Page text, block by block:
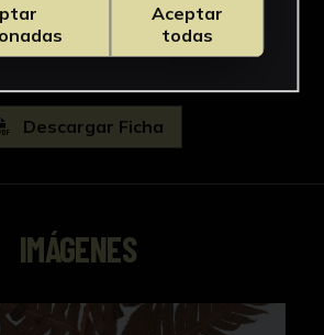
Descargar Ficha
IMÁGENES
Aceptar
todas